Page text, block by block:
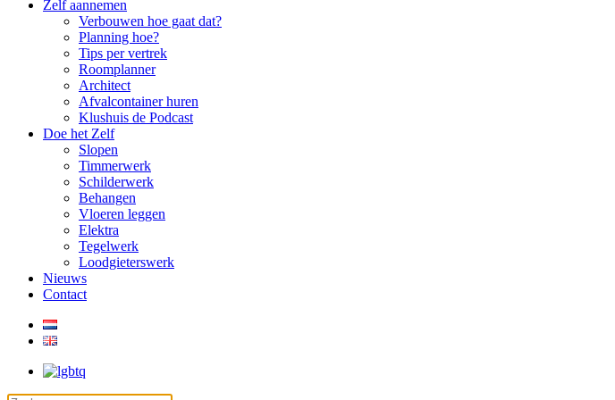
Zelf aannemen
Verbouwen hoe gaat dat?
Planning hoe?
Tips per vertrek
Roomplanner
Architect
Afvalcontainer huren
Klushuis de Podcast
Doe het Zelf
Slopen
Timmerwerk
Schilderwerk
Behangen
Vloeren leggen
Elektra
Tegelwerk
Loodgieterswerk
Nieuws
Contact